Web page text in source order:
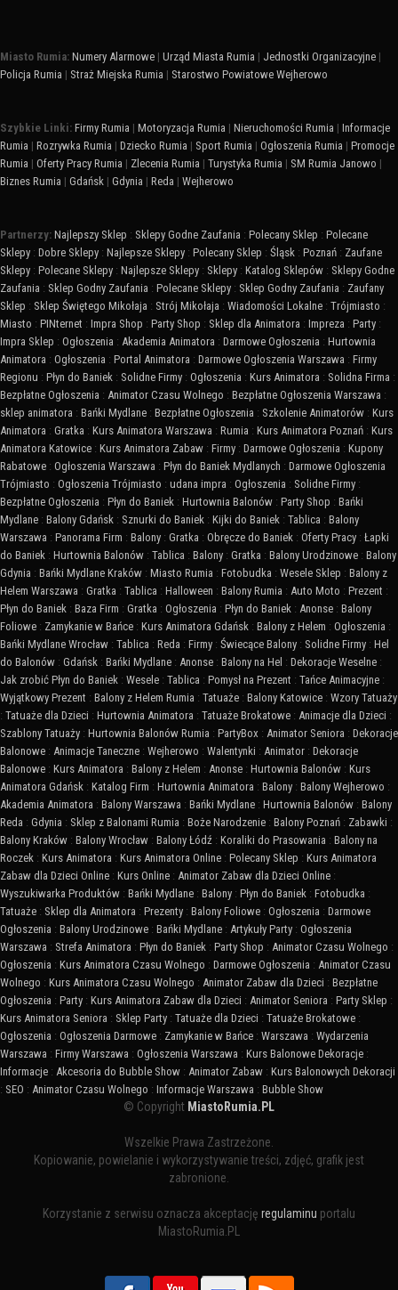
Miasto Rumia: Numery Alarmowe | Urząd Miasta Rumia | Jednostki Organizacyjne |
Policja Rumia | Straż Miejska Rumia | Starostwo Powiatowe Wejherowo
Szybkie Linki: Firmy Rumia | Motoryzacja Rumia | Nieruchomości Rumia | Informacje
Rumia | Rozrywka Rumia | Dziecko Rumia | Sport Rumia | Ogłoszenia Rumia | Promocje
Rumia | Oferty Pracy Rumia | Zlecenia Rumia | Turystyka Rumia | SM Rumia Janowo |
Biznes Rumia | Gdańsk | Gdynia | Reda | Wejherowo
Partnerzy: Najlepszy Sklep : Sklepy Godne Zaufania : Polecany Sklep : Polecane
Sklepy : Dobre Sklepy : Najlepsze Sklepy : Polecany Sklep : Śląsk : Poznań : Zaufane
Sklepy : Polecane Sklepy : Najlepsze Sklepy : Sklepy : Katalog Sklepów : Sklepy Godne
Zaufania : Sklep Godny Zaufania : Polecane Sklepy : Sklep Godny Zaufania : Zaufany
Sklep : Sklep Świętego Mikołaja : Strój Mikołaja : Wiadomości Lokalne : Trójmiasto :
Miasto : PINternet : Impra Shop : Party Shop : Sklep dla Animatora : Impreza : Party :
Impra Sklep : Ogłoszenia : Akademia Animatora : Darmowe Ogłoszenia : Hurtownia
Animatora : Ogłoszenia : Portal Animatora : Darmowe Ogłoszenia Warszawa : Firmy
Regionu : Płyn do Baniek : Solidne Firmy : Ogłoszenia : Kurs Animatora : Solidna Firma :
Bezpłatne Ogłoszenia : Animator Czasu Wolnego : Bezpłatne Ogłoszenia Warszawa :
sklep animatora : Bańki Mydlane : Bezpłatne Ogłoszenia : Szkolenie Animatorów : Kurs
Animatora : Gratka : Kurs Animatora Warszawa : Rumia : Kurs Animatora Poznań : Kurs
Animatora Katowice : Kurs Animatora Zabaw : Firmy : Darmowe Ogłoszenia : Kupony
Rabatowe : Ogłoszenia Warszawa : Płyn do Baniek Mydlanych : Darmowe Ogłoszenia
Trójmiasto : Ogłoszenia Trójmiasto : udana impra : Ogłoszenia : Solidne Firmy :
Bezpłatne Ogłoszenia : Płyn do Baniek : Hurtownia Balonów : Party Shop : Bańki
Mydlane : Balony Gdańsk : Sznurki do Baniek : Kijki do Baniek : Tablica : Balony
Warszawa : Panorama Firm : Balony : Gratka : Obręcze do Baniek : Oferty Pracy : Łapki
do Baniek : Hurtownia Balonów : Tablica : Balony : Gratka : Balony Urodzinowe : Balony
Gdynia : Bańki Mydlane Kraków : Miasto Rumia : Fotobudka : Wesele Sklep : Balony z
Helem Warszawa : Gratka : Tablica : Halloween : Balony Rumia : Auto Moto : Prezent :
Płyn do Baniek : Baza Firm : Gratka : Ogłoszenia : Płyn do Baniek : Anonse : Balony
Foliowe : Zamykanie w Bańce : Kurs Animatora Gdańsk : Balony z Helem : Ogłoszenia :
Bańki Mydlane Wrocław : Tablica : Reda : Firmy : Świecące Balony : Solidne Firmy : Hel
do Balonów : Gdańsk : Bańki Mydlane : Anonse : Balony na Hel : Dekoracje Weselne :
Jak zrobić Płyn do Baniek : Wesele : Tablica : Pomysł na Prezent : Tańce Animacyjne :
Wyjątkowy Prezent : Balony z Helem Rumia : Tatuaże : Balony Katowice : Wzory Tatuaży
: Tatuaże dla Dzieci : Hurtownia Animatora : Tatuaże Brokatowe : Animacje dla Dzieci :
Szablony Tatuaży : Hurtownia Balonów Rumia : PartyBox : Animator Seniora : Dekoracje
Balonowe : Animacje Taneczne : Wejherowo : Walentynki : Animator : Dekoracje
Balonowe : Kurs Animatora : Balony z Helem : Anonse : Hurtownia Balonów : Kurs
Animatora Gdańsk : Katalog Firm : Hurtownia Animatora : Balony : Balony Wejherowo :
Akademia Animatora : Balony Warszawa : Bańki Mydlane : Hurtownia Balonów : Balony
Reda : Gdynia : Sklep z Balonami Rumia : Boże Narodzenie : Balony Poznań : Zabawki :
Balony Kraków : Balony Wrocław : Balony Łódź : Koraliki do Prasowania : Balony na
Roczek : Kurs Animatora : Kurs Animatora Online : Polecany Sklep : Kurs Animatora
Zabaw dla Dzieci Online : Kurs Online : Animator Zabaw dla Dzieci Online :
Wyszukiwarka Produktów : Bańki Mydlane : Balony : Płyn do Baniek : Fotobudka :
Tatuaże : Sklep dla Animatora : Prezenty : Balony Foliowe : Ogłoszenia : Darmowe
Ogłoszenia : Balony Urodzinowe : Bańki Mydlane : Artykuły Party : Ogłoszenia
Warszawa : Strefa Animatora : Płyn do Baniek : Party Shop : Animator Czasu Wolnego :
Ogłoszenia : Kurs Animatora Czasu Wolnego : Darmowe Ogłoszenia : Animator Czasu
Wolnego : Kurs Animatora Czasu Wolnego : Animator Zabaw dla Dzieci : Bezpłatne
Ogłoszenia : Party : Kurs Animatora Zabaw dla Dzieci : Animator Seniora : Party Sklep :
Kurs Animatora Seniora : Sklep Party : Tatuaże dla Dzieci : Tatuaże Brokatowe :
Ogłoszenia : Ogłoszenia Darmowe : Zamykanie w Bańce : Warszawa : Wydarzenia
Warszawa : Firmy Warszawa : Ogłoszenia Warszawa : Kurs Balonowe Dekoracje :
Informacje : Akcesoria do Bubble Show : Animator Zabaw : Kurs Balonowych Dekoracji
: SEO : Animator Czasu Wolnego : Informacje Warszawa : Bubble Show
© Copyright MiastoRumia.PL
Wszelkie Prawa Zastrzeżone.
Kopiowanie, powielanie i wykorzystywanie treści, zdjęć, grafik jest
zabronione.
Korzystanie z serwisu oznacza akceptację regulaminu portalu
MiastoRumia.PL